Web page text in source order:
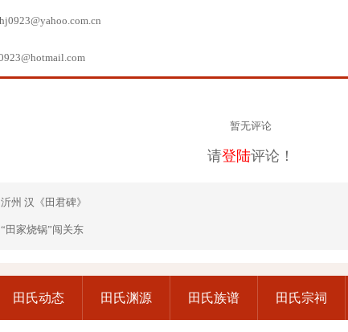
暂无评论
请登陆评论！
沂州 汉《田君碑》
“田家烧锅”闯关东
田氏动态 田氏渊源 田氏族谱 田氏宗祠